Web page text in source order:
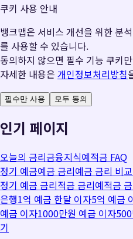
쿠키 사용 안내
뱅크맵은 서비스 개선을 위한 분
를 사용할 수 있습니다.
동의하지 않으면 필수 기능 쿠키
자세한 내용은 개인정보처리방침
필수만 사용 모두 동의
인기 페이지
오늘의 금리금융지식예적금 FAQ
정기 예금예금 금리예금 금리 비교
정기 예금 금리적금 금리예적금
은행1억 예금 한달 이자5억 예금
예금 이자1000만원 예금 이자
기